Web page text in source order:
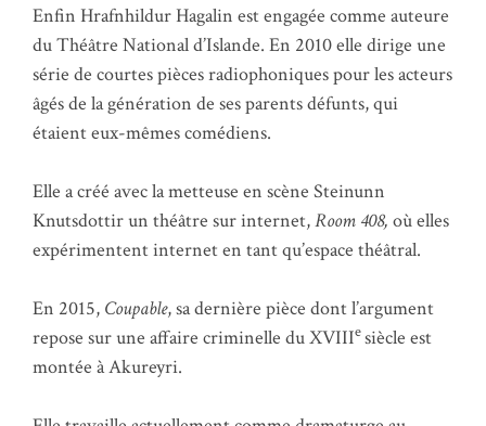
Enfin Hrafnhildur Hagalin est engagée comme auteure
du Théâtre National d’Islande. En 2010 elle dirige une
série de courtes pièces radiophoniques pour les acteurs
âgés de la génération de ses parents défunts, qui
étaient eux-mêmes comédiens.
Elle a créé avec la metteuse en scène Steinunn
Knutsdottir un théâtre sur internet,Room 408, où elles
expérimentent internet en tant qu’espace théâtral.
En 2015, Coupable, sa dernière pièce dont l’argument
repose sur une affaire criminelle du XVIIIesiècle est
montée à Akureyri.